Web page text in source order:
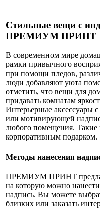
Стильные вещи с
ПРЕМИУМ ПРИНТ
В современном мире
рамки привычного
при помощи пледов,
люди добавляют уюта
отметить, что вещи для
придавать комнатам
Интерьерные аксессуары
или мотивирующей
любого помещения.
корпоративным подарком.
Методы нанесения
ПРЕМИУМ ПРИНТ
на которую можно
надпись. Вы можете
близких или заказать